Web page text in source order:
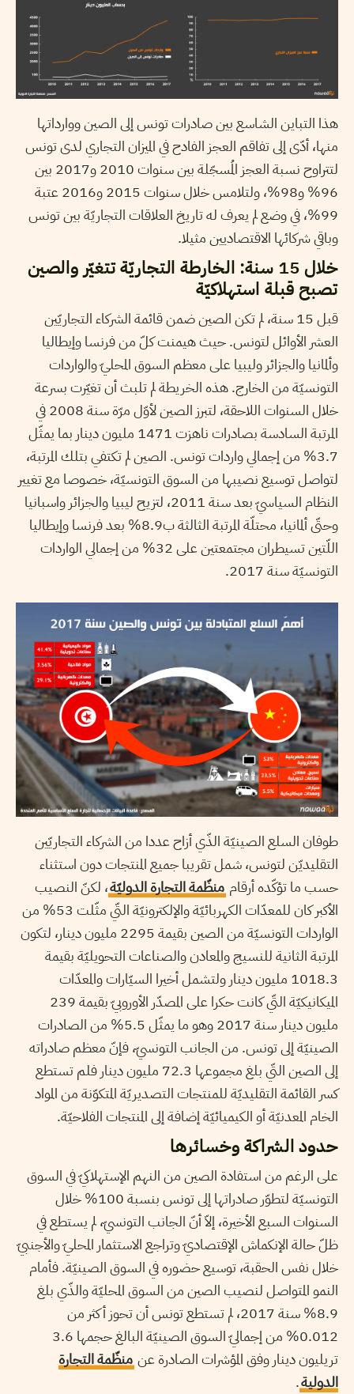
هذا التباين الشاسع بين صادرات تونس إلى الصين ووارداتها
منها، أدّى إلى تفاقم العجز الفادح في الميزان التجاري لدى تونس
لتتراوح نسبة العجز المُسجّلة بين سنوات 2010 و2017 بين
96% و98%، ولتلامس خلال سنوات 2015 و2016 عتبة
99%، في وضع لم يعرف له تاريخ العلاقات التجاريّة بين تونس
وباقي شركائها الاقتصاديين مثيلا.
خلال 15 سنة: الخارطة التجاريّة تتغيّر والصين
تصبح قبلة استهلاكيّة
قبل 15 سنة، لم تكن الصين ضمن قائمة الشركاء التجاريّين
العشر الأوائل لتونس. حيث هيمنت كلّ من فرنسا وإيطاليا
وألمانيا والجزائر وليبيا على معظم السوق المحليّ والواردات
التونسيّة من الخارج. هذه الخريطة لم تلبث أن تغيّرت بسرعة
خلال السنوات اللاحقة، لتبرز الصين لأوّل مرّة سنة 2008 في
المرتبة السادسة بصادرات ناهزت 1471 مليون دينار بما يمثّل
3.7% من إجمالي واردات تونس. الصين لم تكتفي بتلك المرتبة،
لتواصل توسيع نصيبها من السوق التونسيّة، خصوصا مع تغيير
النظام السياسيّ بعد سنة 2011، لتزيح ليبيا والجزائر واسبانيا
وحتّى ألمانيا، محتلّة المرتبة الثالثة ب8.9% بعد فرنسا وإيطاليا
اللّتين تسيطران مجتمعتين على 32% من إجمالي الواردات
التونسيّة سنة 2017.
طوفان السلع الصينيّة الذّي أزاح عددا من الشركاء التجاريّين
التقليديّن لتونس، شمل تقريبا جميع المنتجات دون استثناء
حسب ما تؤكّده أرقام منظّمة التجارة الدوليّة، لكنّ النصيب
الأكبر كان للمعدّات الكهربائيّة والإلكترونيّة التّي مثّلت 53% من
الواردات التونسيّة من الصين بقيمة 2295 مليون دينار، لتكون
المرتبة الثانية للنسيج والمعادن والصناعات التحويليّة بقيمة
1018.3 مليون دينار ولتشمل أخيرا السيّارات والمعدّات
الميكانيكيّة التّي كانت حكرا على المصدّر الأوروبيّ بقيمة 239
مليون دينار سنة 2017 وهو ما يمثّل 5.5% من الصادرات
الصينيّة إلى تونس. من الجانب التونسيّ، فإنّ معظم صادراته
إلى الصين التّي بلغ مجموعها 72.3 مليون دينار فلم تستطع
كسر القائمة التقليديّة للمنتجات التصديريّة المتكوّنة من المواد
الخام المعدنيّة أو الكيميائيّة إضافة إلى المنتجات الفلاحيّة.
حدود الشراكة وخسائرها
على الرغم من استفادة الصين من النهم الإستهلاكيّ في السوق
التونسيّة لتطوّر صادراتها إلى تونس بنسبة 100% خلال
السنوات السبع الأخيرة، إلاّ أنّ الجانب التونسيّ، لم يستطع في
ظلّ حالة الإنكماش الإقتصاديّ وتراجع الاستثمار المحليّ والأجنبيّ
خلال نفس الحقبة، توسيع حضوره في السوق الصينيّة. فأمام
النمو المتواصل لنصيب الصين من السوق المحليّة والذّي بلغ
8.9% سنة 2017، لم تستطع تونس أن تحوز أكثر من
0.012% من إجماليّ السوق الصينيّة البالغ حجمها 3.6
تريليون دينار وفق المؤشرات الصادرة عن منظّمة التجارة
الدولية.